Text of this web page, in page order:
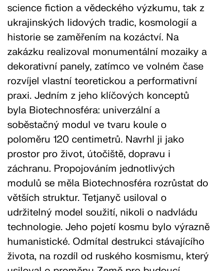
science fiction a vědeckého výzkumu, tak z
ukrajinských lidových tradic, kosmologií a
historie se zaměřením na kozáctví. Na
zakázku realizoval monumentální mozaiky a
dekorativní panely, zatímco ve volném čase
rozvíjel vlastní teoretickou a performativní
praxi. Jedním z jeho klíčových konceptů
byla Biotechnosféra: univerzální a
soběstačný modul ve tvaru koule o
poloměru 120 centimetrů. Navrhl ji jako
prostor pro život, útočiště, dopravu i
záchranu. Propojováním jednotlivých
modulů se měla Biotechnosféra rozrůstat do
větších struktur. Tetjanyč usiloval o
udržitelný model soužití, nikoli o nadvládu
technologie. Jeho pojetí kosmu bylo výrazně
humanistické. Odmítal destrukci stávajícího
života, na rozdíl od ruského kosmismu, který